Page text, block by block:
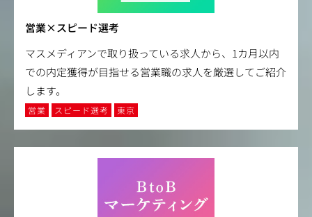
営業×スピード選考
マスメディアンで取り扱っている求人から、1カ月以内
での内定獲得が目指せる営業職の求人を厳選してご紹介
します。
営業 スピード選考 東京